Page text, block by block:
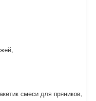
смеси для пряников,